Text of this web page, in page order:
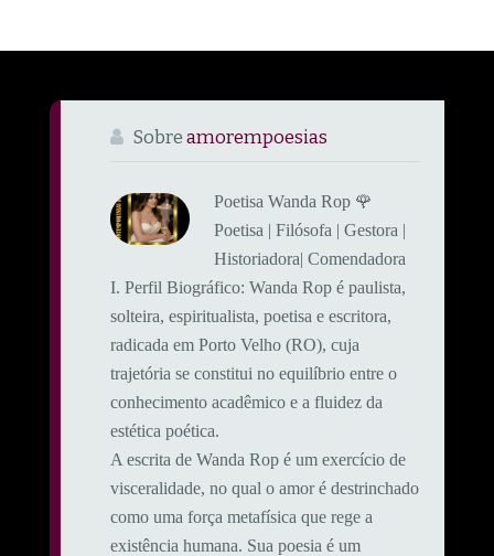
Sobre amorempoesias
Poetisa Wanda Rop 🌹
Poetisa | Filósofa | Gestora |
Historiadora| Comendadora
​I. Perfil Biográfico: ​Wanda Rop é paulista,
solteira, espiritualista, poetisa e escritora,
radicada em Porto Velho (RO), cuja
trajetória se constitui no equilíbrio entre o
conhecimento acadêmico e a fluidez da
estética poética.
A escrita de Wanda Rop é um exercício de
visceralidade, no qual o amor é destrinchado
como uma força metafísica que rege a
existência humana. Sua poesia é um